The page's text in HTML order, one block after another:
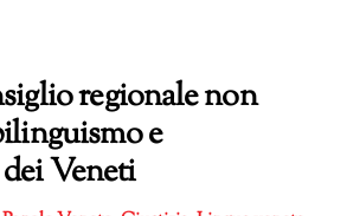
regionale non
e
Veneti